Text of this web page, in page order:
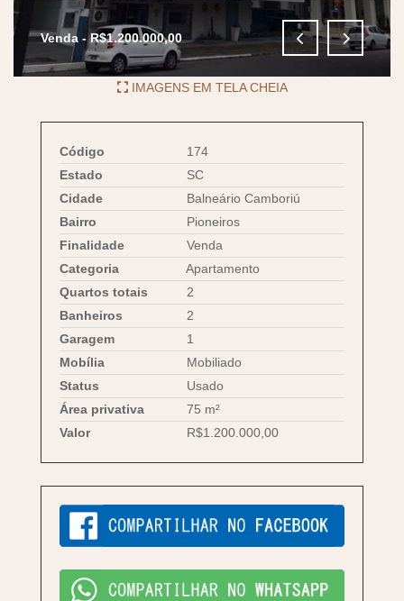
Venda - R$1.200.000,00
IMAGENS EM TELA CHEIA
Código
174
Estado
SC
Cidade
Balneário Camboriú
Bairro
Pioneiros
Finalidade
Venda
Categoria
Apartamento
Quartos totais
2
Banheiros
2
Garagem
1
Mobília
Mobiliado
Status
Usado
Área privativa
75 m²
Valor
R$1.200.000,00